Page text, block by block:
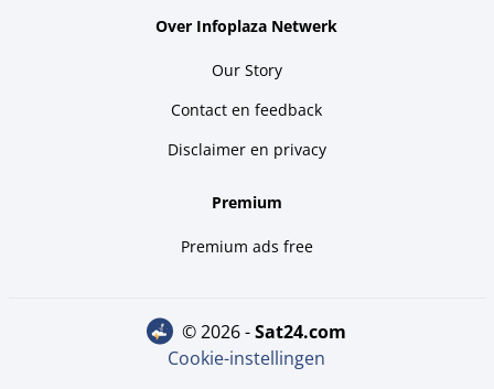
Over Infoplaza Netwerk
Our Story
Contact en feedback
Disclaimer en privacy
Premium
Premium ads free
© 2026 - sat24.com
Cookie-instellingen